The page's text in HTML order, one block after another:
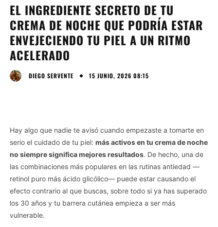
EL INGREDIENTE SECRETO DE TU
CREMA DE NOCHE QUE PODRÍA ESTAR
ENVEJECIENDO TU PIEL A UN RITMO
ACELERADO
DIEGO SERVENTE 15 JUNIO, 2026 08:15
Hay algo que nadie te avisó cuando empezaste a tomarte en
serio el cuidado de tu piel: más activos en tu crema de noche
no siempre significa mejores resultados. De hecho, una de
las combinaciones más populares en las rutinas antiedad —
retinol puro más ácido glicólico— puede estar causando el
efecto contrario al que buscas, sobre todo si ya has superado
los 30 años y tu barrera cutánea empieza a ser más
vulnerable.